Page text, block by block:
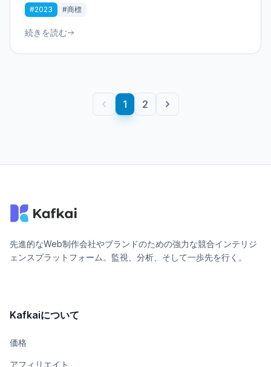
#2023 #商標
続きを読む
1 2
先進的なWeb制作会社やブランドのための強力な競合インテリジ
ェンスプラットフォーム。監視、分析、そして一歩先を行く。
Kafkaiについて
価格
アフィリエイト